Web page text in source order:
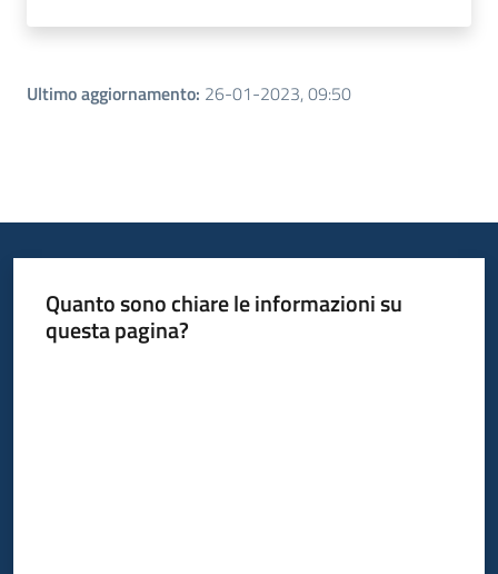
Ultimo aggiornamento: 26-01-2023, 09:50
Quanto sono chiare le informazioni su
questa pagina?